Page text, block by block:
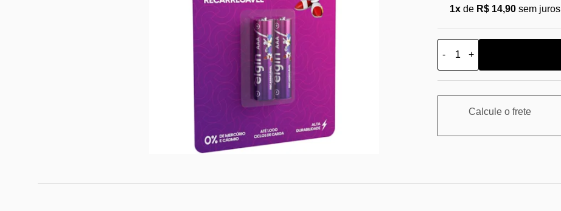
1xde R$ 14,90sem juros
- +
Calcule o frete